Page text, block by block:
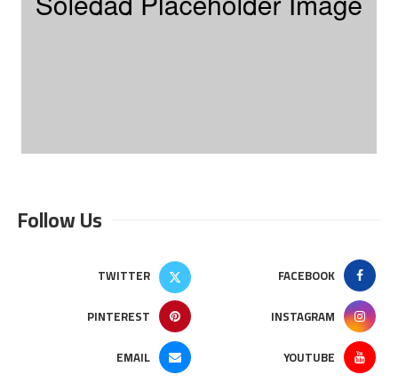
Follow Us
FACEBOOK
TWITTER
INSTAGRAM
PINTEREST
YOUTUBE
EMAIL